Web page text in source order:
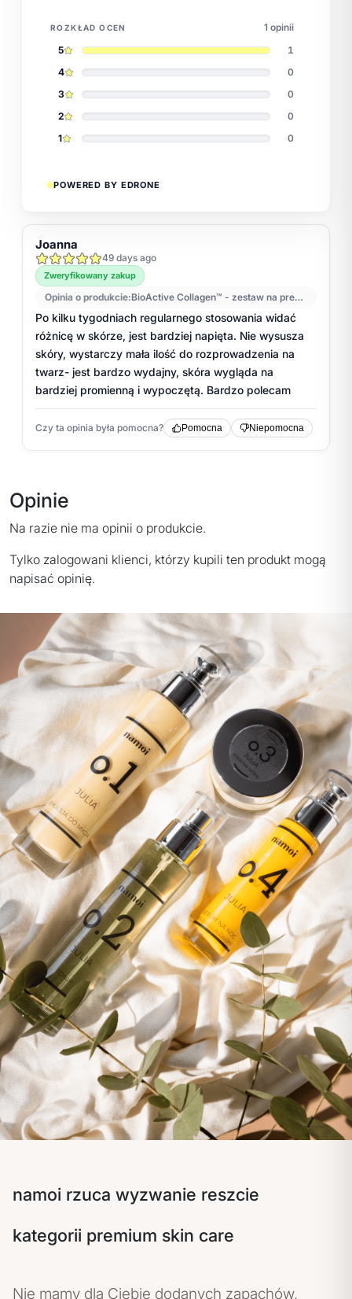
Opinie
Na razie nie ma opinii o produkcie.
Tylko zalogowani klienci, którzy kupili ten produkt mogą
napisać opinię.
namoi rzuca wyzwanie reszcie
kategorii premium skin care
Nie mamy dla Ciebie dodanych zapachów,